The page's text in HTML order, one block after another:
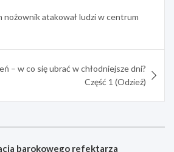
nożownik atakował ludzi w centrum
– w co się ubrać w chłodniejsze dni?
Część 1 (Odzież)
barokowego refektarza